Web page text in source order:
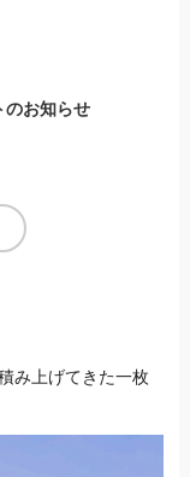
のお知らせ
み上げてきた一枚